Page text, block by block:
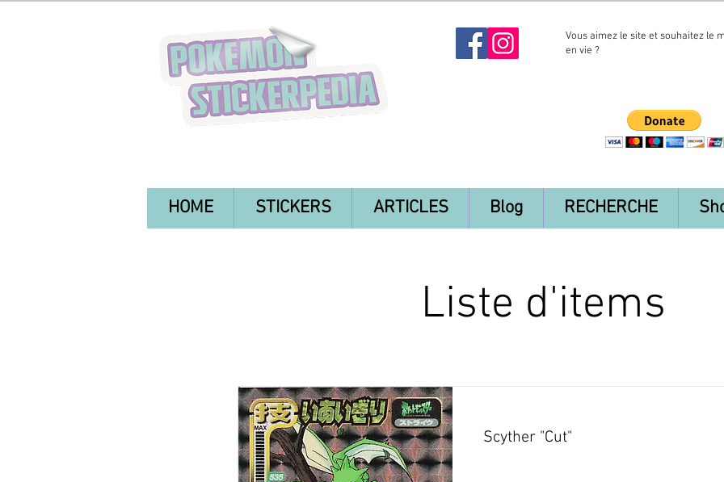
Vous aimez le site et souhaitez le
en vie ?
HOME STICKERS ARTICLES Blog RECHERCHE
Liste d'items
Scyther "Cut"